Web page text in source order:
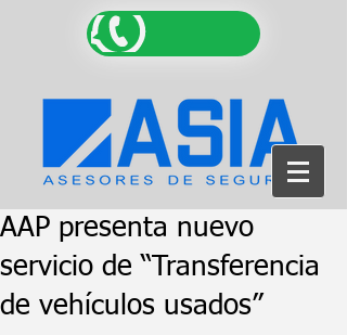
AAP presenta nuevo
servicio de “Transferencia
de vehículos usados”